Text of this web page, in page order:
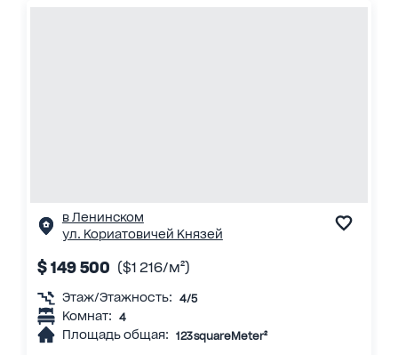
в Ленинском
ул. Кориатовичей Князей
$ 149 500 ($1 216/м²)
Этаж/Этажность: 4/5
Комнат: 4
Площадь общая: 123 squareMeter²